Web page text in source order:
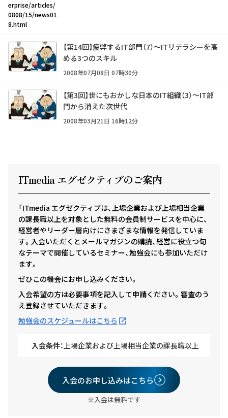
erprise/articles/
0808/15/news01
8.html
【第14回】疲弊するIT部門（7）～ITリテラシーを高
める3つのスキル
2008年07月08日 07時30分
【第3回】世にもおかしな日本のIT組織（3）～IT部
門から消えた次世代
2008年03月21日 16時12分
ITmedia エグゼクティ ブのご案内
「ITmedia エグゼクティブは、上場企業および上場相当企業
の課長職以上を対象とした無料の会員制サービスを中心に、
経営者やリーダー層向けにさまざまな情報を発信していま
す。入会いただくとメールマガジンの購読、経営に役立つ旬
なテーマで開催しているセミナー、勉強会にも参加いただけ
ます。
ぜひこの機会にお申し込みください。
入会希望の方は必要事項を記入して申請ください。審査のう
え登録させていただきます。
勉強会のスケジュールはこちら
入会条件：上場企業および上場相当企業の課長職以上
入会のお申し込みはこちら
※入会は無料です